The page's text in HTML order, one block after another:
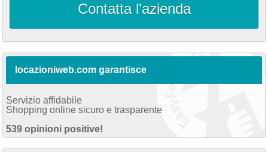
Contatta l'azienda
locazioniweb.com garantisce
Servizio affidabile
Shopping online sicuro e trasparente
539 opinioni positive!